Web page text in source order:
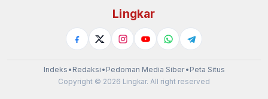
Lingkar
Indeks • Redaksi • Pedoman Media Siber• Peta Situs
Copyright © 2026 Lingkar. All right reserved